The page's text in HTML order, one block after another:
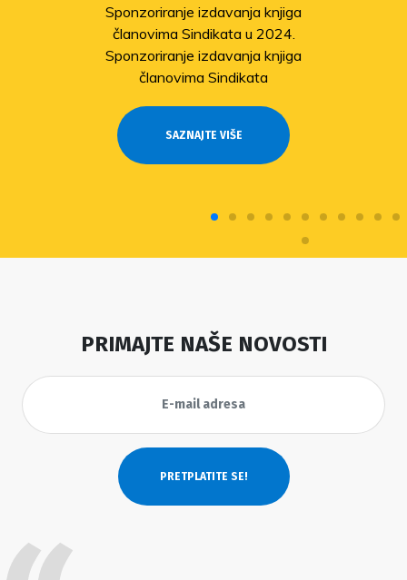
Sponzoriranje izdavanja knjiga
članovima Sindikata u 2024.
Sponzoriranje izdavanja knjiga
članovima Sindikata
SAZNAJTE VIŠE
PRIMAJTE NAŠE NOVOSTI